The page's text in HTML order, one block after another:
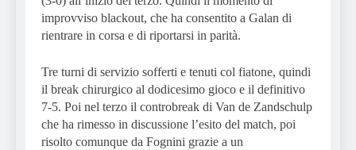
improvviso blackout, che ha consentito a Galan di
rientrare in corsa e di riportarsi in parità.
Tre turni di servizio sofferti e tenuti col fiatone, quindi
il break chirurgico al dodicesimo gioco e il definitivo
7-5. Poi nel terzo il controbreak di Van de Zandschulp
che ha rimesso in discussione l’esito del match, poi
risolto comunque da Fognini grazie a un